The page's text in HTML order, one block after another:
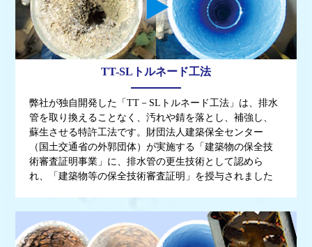
TT-SLトルネード工法
弊社が独自開発した「TT－SLトルネード工法」は、排水
管を取り換えることなく、汚れや錆を落とし、補強し、
蘇生させる特許工法です。財団法人建築保全センター
（国土交通省の外郭団体）が実施する「建築物の保全技
術審査証明事業」に、排水管の更生技術として認めら
れ、「建築物等の保全技術審査証明」を授与されました